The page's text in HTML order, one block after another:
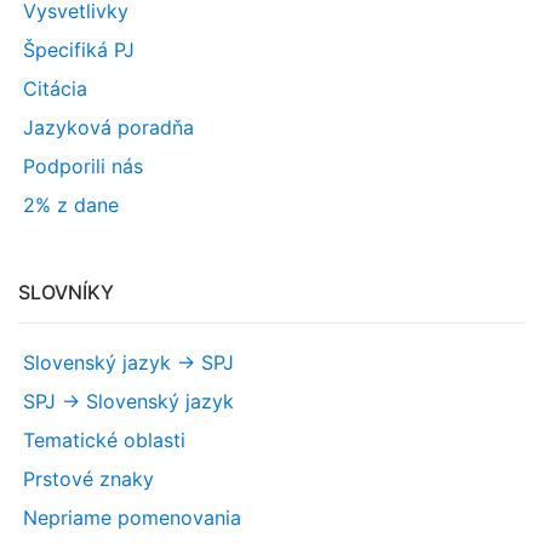
Vysvetlivky
Špecifiká PJ
Citácia
Jazyková poradňa
Podporili nás
2% z dane
SLOVNÍKY
Slovenský jazyk -> SPJ
SPJ -> Slovenský jazyk
Tematické oblasti
Prstové znaky
Nepriame pomenovania